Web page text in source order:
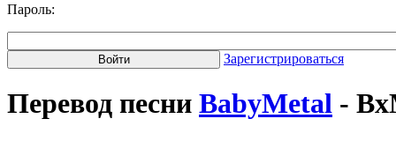
Пароль:
Зарегистрироваться
Перевод песни BabyMetal -